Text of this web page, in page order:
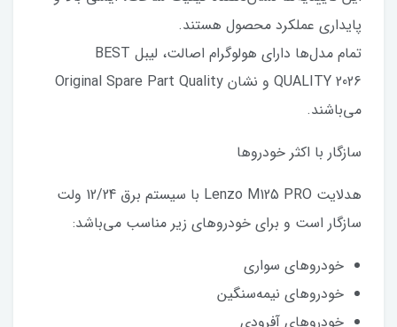
پایداری عملکرد محصول هستند.
تمام مدل‌ها دارای هولوگرام اصالت، لیبل BEST
QUALITY 2026 و نشان Original Spare Part Quality
می‌باشند.
سازگار با اکثر خودروها
هدلایت Lenzo M125 PRO با سیستم برق 12/24 ولت
سازگار است و برای خودروهای زیر مناسب می‌باشد:
خودروهای سواری
خودروهای نیمه‌سنگین
خودروهای آفرودی